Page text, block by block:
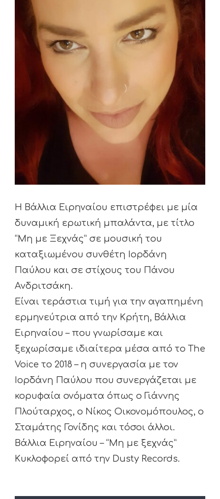
Η Βάλλια Ειρηναίου επιστρέφει με μία
δυναμική ερωτική μπαλάντα, με τίτλο
“Μη με Ξεχνάς” σε μουσική του
καταξιωμένου συνθέτη Ιορδάνη
Παύλου και σε στίχους του Πάνου
Ανδριτσάκη.
Είναι τεράστια τιμή για την αγαπημένη
ερμηνεύτρια από την Κρήτη, Βάλλια
Ειρηναίου – που γνωρίσαμε και
ξεχωρίσαμε ιδιαίτερα μέσα από το The
Voice το 2018 – η συνεργασία με τον
Ιορδάνη Παύλου που συνεργάζεται με
κορυφαία ονόματα όπως ο Γιάννης
Πλούταρχος, ο Νίκος Οικονομόπουλος, ο
Σταμάτης Γονίδης και τόσοι άλλοι.
Βάλλια Ειρηναίου – “Μη με ξεχνάς”
Κυκλοφορεί από την Dusty Records.